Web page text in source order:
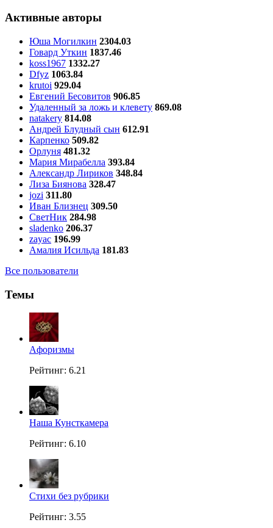
Активные авторы
Юша Могилкин 2304.03
Говард Уткин 1837.46
koss1967 1332.27
Dfyz 1063.84
krutoi 929.04
Евгений Бесовитов 906.85
Удаленный за ложь и клевету 869.08
natakery 814.08
Андрей Блудный сын 612.91
Карпенко 509.82
Орлуня 481.32
Мария Мирабелла 393.84
Александр Лириков 348.84
Лиза Биянова 328.47
jozi 311.80
Иван Близнец 309.50
СветНик 284.98
sladenko 206.37
zayac 196.99
Амалия Исильда 181.83
Все пользователи
Темы
Aфоризмы
Рейтинг: 6.21
Наша Кунсткамера
Рейтинг: 6.10
Стихи без рубрики
Рейтинг: 3.55